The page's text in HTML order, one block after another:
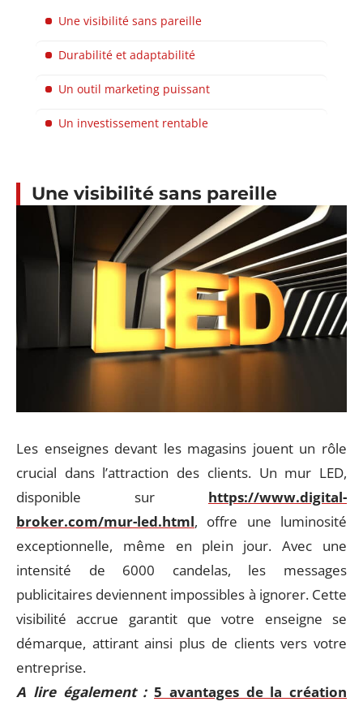
Une visibilité sans pareille
Durabilité et adaptabilité
Un outil marketing puissant
Un investissement rentable
Une visibilité sans pareille
Les enseignes devant les magasins jouent un rôle
crucial dans l’attraction des clients. Un mur LED,
disponible sur https://www.digital-
broker.com/mur-led.html, offre une luminosité
exceptionnelle, même en plein jour. Avec une
intensité de 6000 candelas, les messages
publicitaires deviennent impossibles à ignorer. Cette
visibilité accrue garantit que votre enseigne se
démarque, attirant ainsi plus de clients vers votre
entreprise.
A lire également : 5 avantages de la création